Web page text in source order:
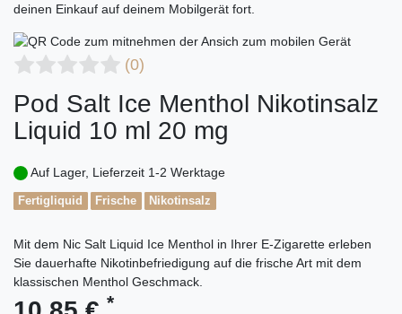
deinen Einkauf auf deinem Mobilgerät fort.
(0)
Pod Salt Ice Menthol Nikotinsalz
Liquid 10 ml 20 mg
Auf Lager, Lieferzeit 1-2 Werktage
Fertigliquid Frische Nikotinsalz
Mit dem Nic Salt Liquid Ice Menthol in Ihrer E-Zigarette erleben
Sie dauerhafte Nikotinbefriedigung auf die frische Art mit dem
klassischen Menthol Geschmack.
*